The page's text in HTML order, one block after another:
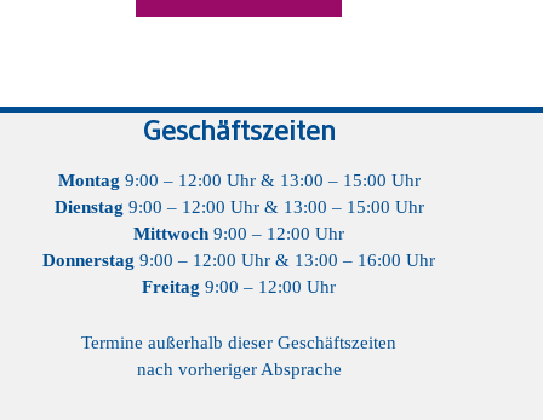
Geschäftszeiten
Montag 9:00 – 12:00 Uhr & 13:00 – 15:00 Uhr
Dienstag 9:00 – 12:00 Uhr & 13:00 – 15:00 Uhr
Mittwoch 9:00 – 12:00 Uhr
Donnerstag 9:00 – 12:00 Uhr & 13:00 – 16:00 Uhr
Freitag 9:00 – 12:00 Uhr
Termine außerhalb dieser Geschäftszeiten
nach vorheriger Absprache